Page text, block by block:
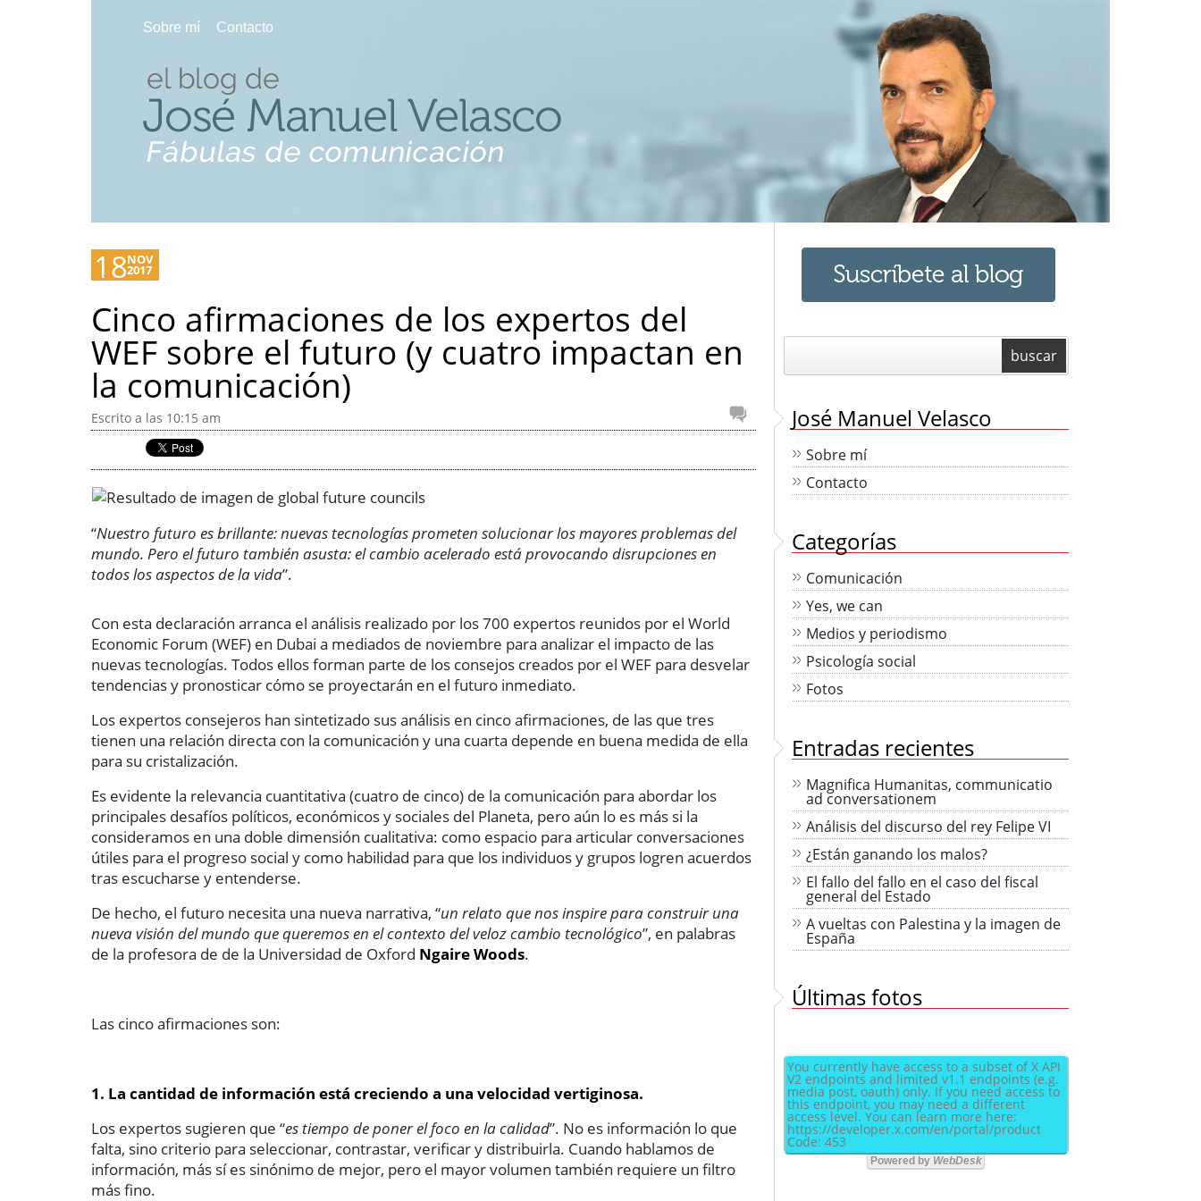
Sobre mí Contacto
18NOV
2017
Cinco afirmaciones de los expertos del
WEF sobre el futuro (y cuatro impactan en
la comunicación)
Escrito a las 10:15 am
“Nuestro futuro es brillante: nuevas tecnologías prometen solucionar los mayores problemas del
mundo. Pero el futuro también asusta: el cambio acelerado está provocando disrupciones en
todos los aspectos de la vida”.
Con esta declaración arranca el análisis realizado por los 700 expertos reunidos por el World
Economic Forum (WEF) en Dubai a mediados de noviembre para analizar el impacto de las
nuevas tecnologías. Todos ellos forman parte de los consejos creados por el WEF para desvelar
tendencias y pronosticar cómo se proyectarán en el futuro inmediato.
Los expertos consejeros han sintetizado sus análisis en cinco afirmaciones, de las que tres
tienen una relación directa con la comunicación y una cuarta depende en buena medida de ella
para su cristalización.
Es evidente la relevancia cuantitativa (cuatro de cinco) de la comunicación para abordar los
principales desafíos políticos, económicos y sociales del Planeta, pero aún lo es más si la
consideramos en una doble dimensión cualitativa: como espacio para articular conversaciones
útiles para el progreso social y como habilidad para que los individuos y grupos logren acuerdos
tras escucharse y entenderse.
De hecho, el futuro necesita una nueva narrativa, “un relato que nos inspire para construir una
nueva visión del mundo que queremos en el contexto del veloz cambio tecnológico”, en palabras
de la profesora de de la Universidad de Oxford Ngaire Woods.
Las cinco afirmaciones son:
1. La cantidad de información está creciendo a una velocidad vertiginosa.
Los expertos sugieren que “es tiempo de poner el foco en la calidad”. No es información lo que
falta, sino criterio para seleccionar, contrastar, verificar y distribuirla. Cuando hablamos de
información, más sí es sinónimo de mejor, pero el mayor volumen también requiere un filtro
más fino.
José Manuel Velasco
Sobre mí
Contacto
Categorías
Comunicación
Yes, we can
Medios y periodismo
Psicología social
Fotos
Entradas recientes
Magnifica Humanitas, communicatio
ad conversationem
Análisis del discurso del rey Felipe VI
¿Están ganando los malos?
El fallo del fallo en el caso del fiscal
general del Estado
A vueltas con Palestina y la imagen de
España
Últimas fotos
You currently have access to a subset of X API
V2 endpoints and limited v1.1 endpoints (e.g.
media post, oauth) only. If you need access to
this endpoint, you may need a different
access level. You can learn more here:
https://developer.x.com/en/portal/product
Code: 453
Powered by WebDesk